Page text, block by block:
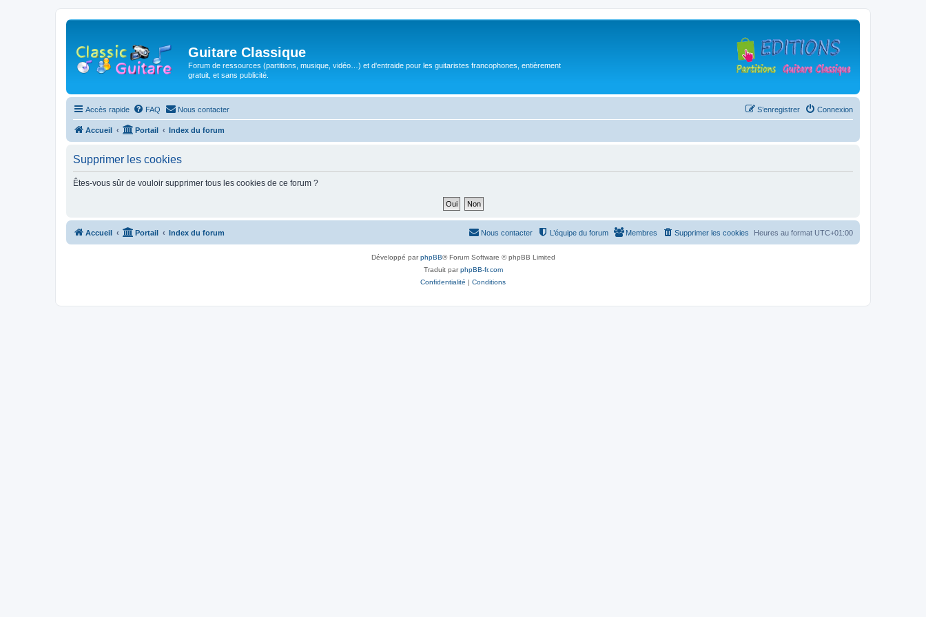
Guitare Classique
Forum de ressources (partitions, musique, vidéo…) et d'entraide pour les guitaristes francophones, entièrement
gratuit, et sans publicité.
Accès rapide FAQ Nous contacter Connexion
S’enregistrer
Accueil Portail Index du forum
Supprimer les cookies
Êtes-vous sûr de vouloir supprimer tous les cookies de ce forum ?
Accueil Portail Index du forum Heures au format UTC+01:00
Supprimer les cookies
Membres
L’équipe du forum
Nous contacter
Développé parphpBB® Forum Software © phpBB Limited
Traduit parphpBB-fr.com
Confidentialité | Conditions